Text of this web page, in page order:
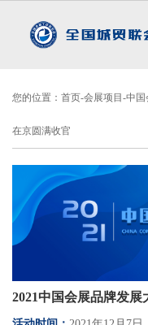
您的位置：首页-会展项目-中
在京圆满收官
2021中国会展品牌发